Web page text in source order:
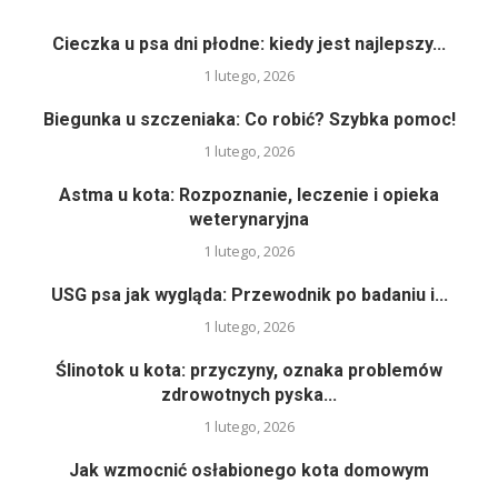
Cieczka u psa dni płodne: kiedy jest najlepszy...
1 lutego, 2026
Biegunka u szczeniaka: Co robić? Szybka pomoc!
1 lutego, 2026
Astma u kota: Rozpoznanie, leczenie i opieka
weterynaryjna
1 lutego, 2026
USG psa jak wygląda: Przewodnik po badaniu i...
1 lutego, 2026
Ślinotok u kota: przyczyny, oznaka problemów
zdrowotnych pyska...
1 lutego, 2026
Jak wzmocnić osłabionego kota domowym